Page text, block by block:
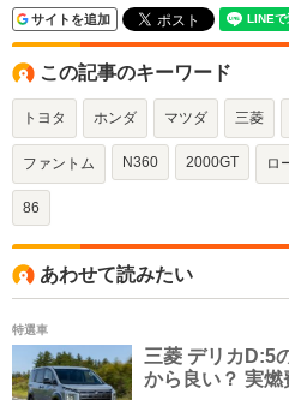
サイトを追加
この記事のキーワード
トヨタ ホンダ マツダ 三菱
ファントム N360 2000GT ロ
86
あわせて読みたい
特選車
三菱 デリカD:5
から良い？ 実燃